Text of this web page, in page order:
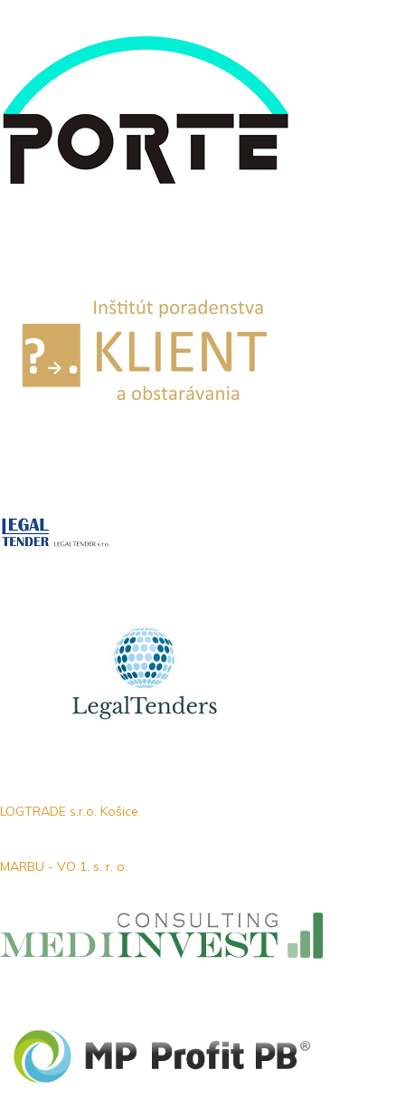
LOGTRADE s.r.o. Košice
MARBU - VO 1, s. r. o.